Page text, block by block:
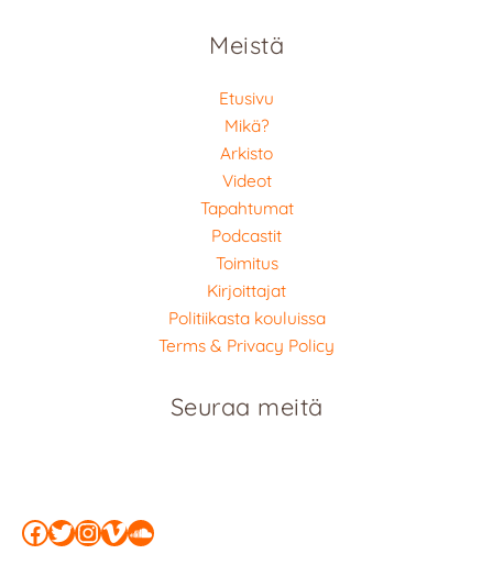
Meistä
Etusivu
Mikä?
Arkisto
Videot
Tapahtumat
Podcastit
Toimitus
Kirjoittajat
Politiikasta kouluissa
Terms & Privacy Policy
Seuraa meitä
Facebook
Twitter
Instagram
Vimeo
SoundCloud